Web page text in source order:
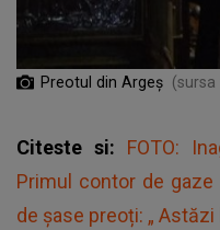
Preotul din Argeș
Citeste si: FOTO:
Primul contor de
de şase preoți: „